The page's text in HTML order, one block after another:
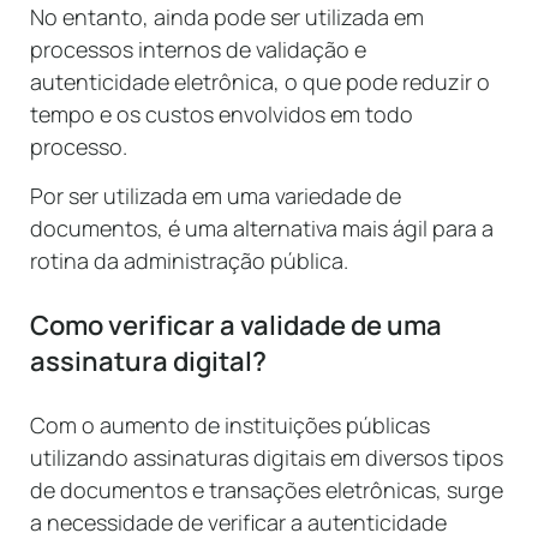
No entanto, ainda pode ser utilizada em
processos internos de validação e
autenticidade eletrônica, o que pode reduzir o
tempo e os custos envolvidos em todo
processo.
Por ser utilizada em uma variedade de
documentos, é uma alternativa mais ágil para a
rotina da administração pública.
Como verificar a validade de uma
assinatura digital?
Com o aumento de instituições públicas
utilizando assinaturas digitais em diversos tipos
de documentos e transações eletrônicas, surge
a necessidade de verificar a autenticidade